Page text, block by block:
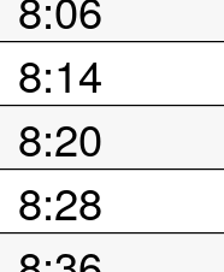
8:14
8:20
8:28